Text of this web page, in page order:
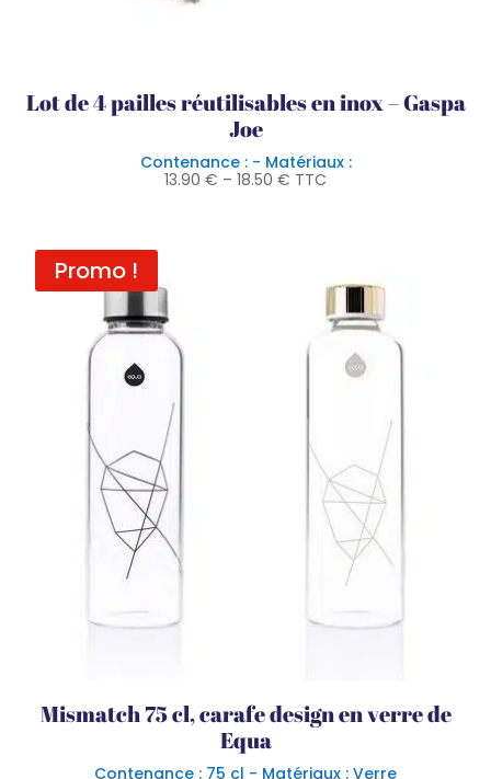
Lot de 4 pailles réutilisables en inox – Gaspa
Joe
Contenance : - Matériaux :
13.90 € – 18.50 € TTC
Promo !
Mismatch 75 cl, carafe design en verre de
Equa
Contenance : 75 cl - Matériaux : Verre